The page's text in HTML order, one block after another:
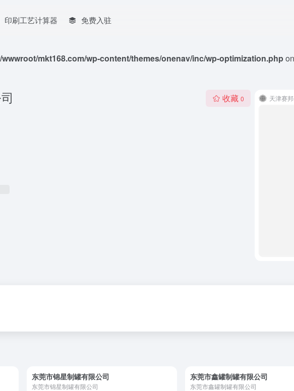
wwwroot/mkt168.com/wp-content/themes/onenav/inc/wp-optimization.php
印刷工艺计算器 免费入驻
收藏 0 天津赛
东莞市锦星制罐有限公司
东莞市锦星制罐有限公司
东莞市鑫罐制罐有限公司
东莞市鑫罐制罐有限公司